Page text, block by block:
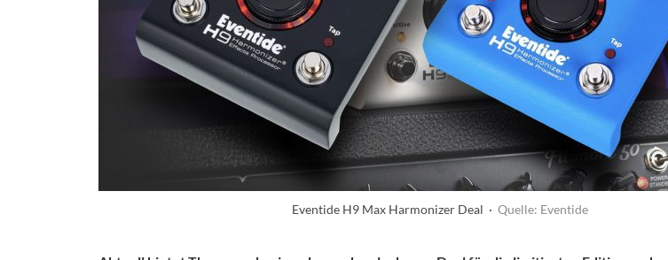
Eventide H9 Max Harmonizer Deal · Quelle: Eventide